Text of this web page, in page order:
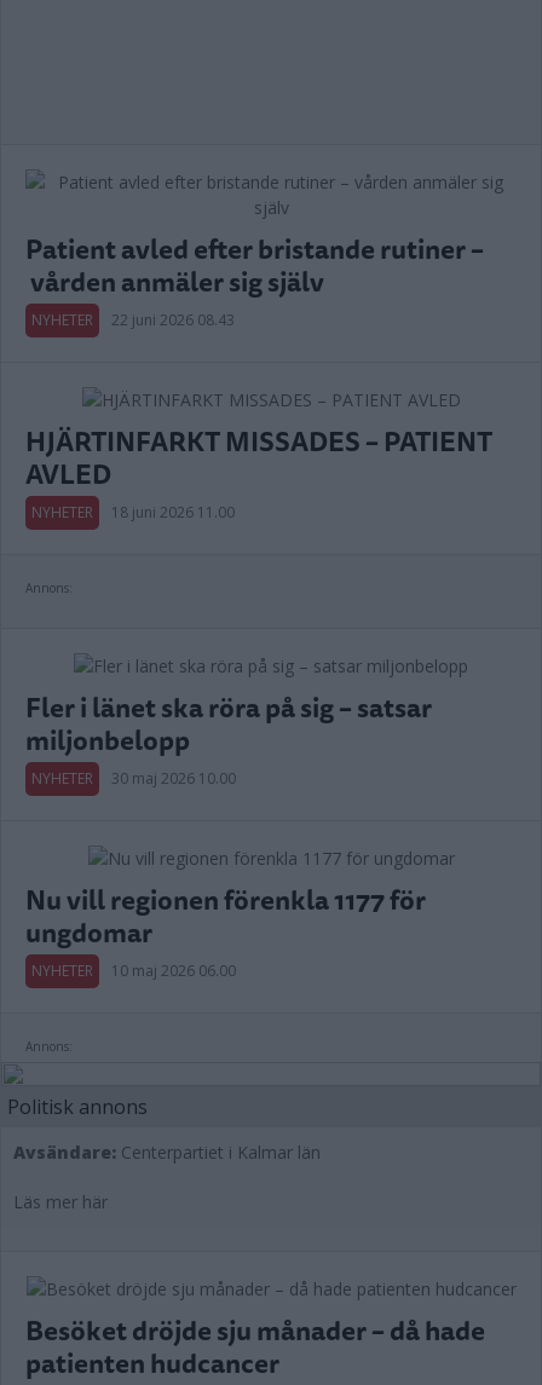
Patient avled efter bristande rutiner –
vården anmäler sig själv
NYHETER 22 juni 2026 08.43
HJÄRTINFARKT MISSADES – PATIENT
AVLED
NYHETER 18 juni 2026 11.00
Annons:
Fler i länet ska röra på sig – satsar
miljonbelopp
NYHETER 30 maj 2026 10.00
Nu vill regionen förenkla 1177 för
ungdomar
NYHETER 10 maj 2026 06.00
Annons:
Politisk annons
Avsändare: Centerpartiet i Kalmar län
Läs mer här
Besöket dröjde sju månader – då hade
patienten hudcancer